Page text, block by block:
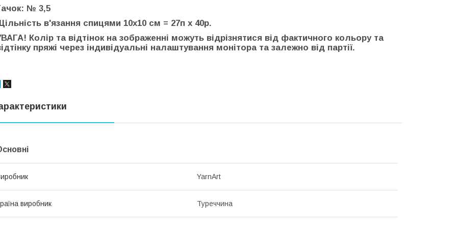
№ 3,5
в'язання спицями 10х10 см = 27п х 40р.
Колір та відтінок на зображенні можуть відрізнятися від фактичного кольору та
пряжі через індивідуальні налаштування монітора та залежно від партії.
YarnArt
виробник Туреччина